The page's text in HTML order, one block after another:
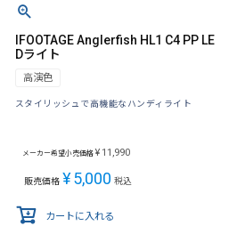
IFOOTAGE Anglerfish HL1 C4 PP LE
Dライト
高演色
スタイリッシュで高機能なハンディライト
メーカー希望小売価格 ¥ 11,990
販売価格 ¥5,000 税込
カートに入れる